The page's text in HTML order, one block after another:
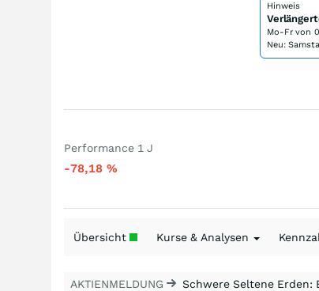
Hinweis
Mo-Fr von
Neu:
Performance 1 J
-78,18 %
Übersicht Kurse & Analysen
AKTIENMELDUNG Schwere Seltene